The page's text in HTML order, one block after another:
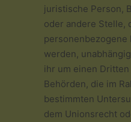
juristische Person,
oder andere Stelle,
personenbezogene
werden,
ihr um einen
Behörden, die im
bestimmten
dem Unionsrecht